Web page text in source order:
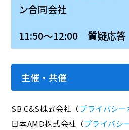
ン合同会社
11:50～12:00 質疑応答
主催・共催
SB C&S株式会社（プライバシー
日本AMD株式会社（プライバシ